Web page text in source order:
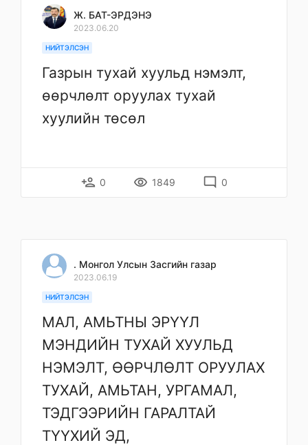
Ж. БАТ-ЭРДЭНЭ
2023.06.20
НИЙТЭЛСЭН
Газрын тухай хуульд нэмэлт,
өөрчлөлт оруулах тухай
хуулийн төсөл
person_add 0 remove_red_eye 1849 mode_comment 0
. Монгол Улсын Засгийн газар
2023.06.19
НИЙТЭЛСЭН
МАЛ, АМЬТНЫ ЭРҮҮЛ
МЭНДИЙН ТУХАЙ ХУУЛЬД
НЭМЭЛТ, ӨӨРЧЛӨЛТ ОРУУЛАХ
ТУХАЙ, АМЬТАН, УРГАМАЛ,
ТЭДГЭЭРИЙН ГАРАЛТАЙ
ТҮҮХИЙ ЭД,